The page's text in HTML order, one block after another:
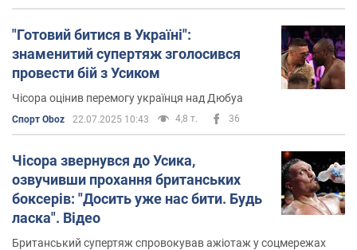
"Готовий битися в Україні":
знаменитий супертяж зголосився
провести бій з Усиком
Чісора оцінив перемогу українця над Дюбуа
Спорт Oboz 22.07.2025 10:43 4,8 т. 36
Чісора звернувся до Усика,
озвучивши прохання британських
боксерів: "Досить уже нас бити. Будь
ласка". Відео
Британський супертяж спровокував ажіотаж у соцмережах